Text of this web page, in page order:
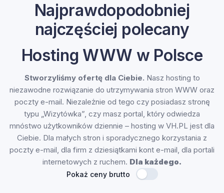
Najprawdopodobniej
najczęściej polecany
Hosting WWW w Polsce
Stworzyliśmy ofertę dla Ciebie. Nasz hosting to
niezawodne rozwiązanie do utrzymywania stron WWW oraz
poczty e-mail. Niezależnie od tego czy posiadasz stronę
typu „Wizytówka”, czy masz portal, który odwiedza
mnóstwo użytkowników dziennie – hosting w VH.PL jest dla
Ciebie. Dla małych stron i sporadycznego korzystania z
poczty e-mail, dla firm z dziesiątkami kont e-mail, dla portali
internetowych z ruchem. Dla każdego.
Pokaż ceny brutto